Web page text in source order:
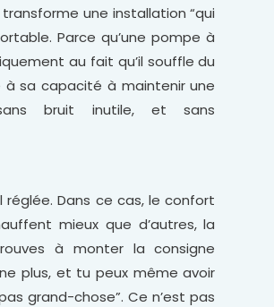
une installation “qui
Parce qu’une pompe à
au fait qu’il souffle du
à sa capacité à maintenir une
bruit inutile, et sans
Dans ce cas, le confort
mieux que d’autres, la
à monter la consigne
plus, et tu peux même avoir
grand-chose”. Ce n’est pas